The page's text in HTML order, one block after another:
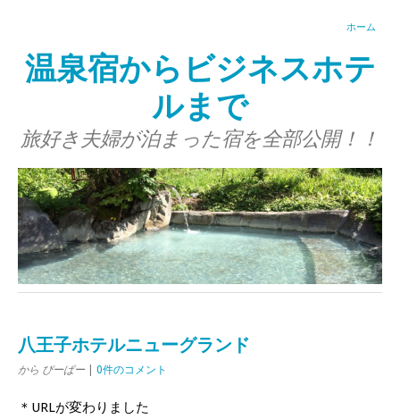
ホーム
温泉宿からビジネスホテ
ルまで
旅好き夫婦が泊まった宿を全部公開！！
八王子ホテルニューグランド
から ぴーぱー| 0件のコメント
＊URLが変わりました